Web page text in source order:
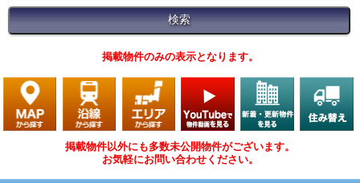
掲載物件のみの表示となります。
掲載物件以外にも多数未公開物件がございます。
お気軽にお問い合わせください。